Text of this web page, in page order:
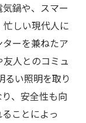
鍋や、スマー
忙しい現代人に
ーを兼ねたア
人とのコミュ
るい照明を取り
、安全性も向
ことによっ